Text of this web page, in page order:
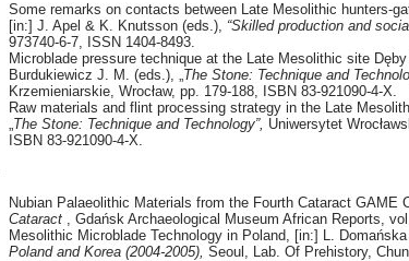
Some remarks on contacts between Late Mesolithic hunters-
[in:] J. Apel & K. Knutsson (eds.), “Skilled production and
973740-6-7, ISSN 1404-8493.
Microblade pressure technique at the Late Mesolithic site
Burdukiewicz J. M. (eds.), „ The Stone: Technique and
Krzemieniarskie, Wrocław, pp. 179-188, ISBN 83-921090-4-X.
Raw materials and flint processing strategy in the Late
The Stone: Technique and Technology”, Uniwersytet
ISBN 83-921090-4-X.
Nubian Palaeolithic Materials from the Fourth Cataract
Cataract
, Gdańsk Archaeological Museum African Reports,
Mesolithic Microblade Technology in Poland, [in:] L.
Poland and Korea (2004-2005), Seoul, Lab. Of Prehistory,